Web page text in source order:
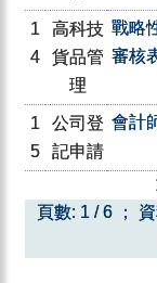
1
4
高科技
貨品管
理
戰略
審核
1
5
公司登
記申請
會計
頁數: 1 / 6 ；